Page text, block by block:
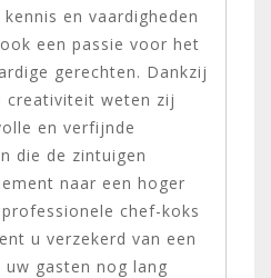
en vaardigheden
een passie voor het
gerechten. Dankzij
creativiteit weten zij
en verfijnde
die de zintuigen
naar een hoger
chef-koks
u verzekerd van een
gasten nog lang